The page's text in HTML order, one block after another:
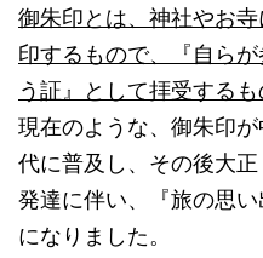
御朱印とは、神社やお
印するもので、『自ら
う証』として拝受するも
現在のような、御朱印
代に普及し、その後大
発達に伴い、『旅の思
になりました。